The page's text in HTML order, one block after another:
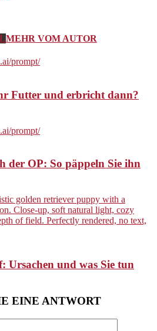
MEHR VOM AUTOR
Futter und erbricht dann?
der OP: So päppeln Sie ihn
Ursachen und was Sie tun
EINE ANTWORT